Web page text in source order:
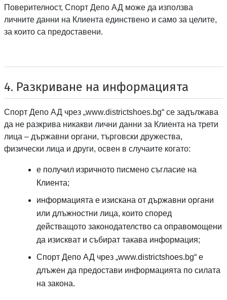
Поверителност, Спорт Депо АД Спорт депо А ДЕ
може да използва
личните данни на Клиента единствено и само за целите,
за които са предоставени.
4. Разкриване на информацията
Спорт Депо АД Спорт депо А ДЕ
чрез „www.districtshoes.bg“ се задължава
да не разкрива никакви лични данни за Клиента на трети
лица – държавни органи, търговски дружества,
физически лица и други, освен в случаите когато:
е получил изричното писмено съгласие на
Клиента;
информацията е изискана от държавни органи
или длъжностни лица, които според
действащото законодателство са оправомощени
да изискват и събират такава информация;
Спорт Депо АД Спорт депо А ДЕ
чрез „www.districtshoes.bg“ е
длъжен да предостави информацията по силата
на закона.